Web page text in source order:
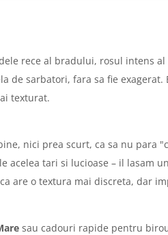
rece al bradului, rosul intens
sarbatori, fara sa fie exagerat.
texturat.
nici prea scurt, ca sa nu para
tari si lucioase – il lasam
are o textura mai discreta, dar
sau cadouri rapide pentru